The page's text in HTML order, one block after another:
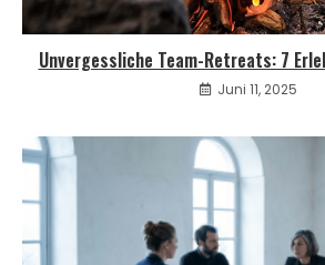
Unvergessliche Team-Retreats: 7
Juni 11, 2025